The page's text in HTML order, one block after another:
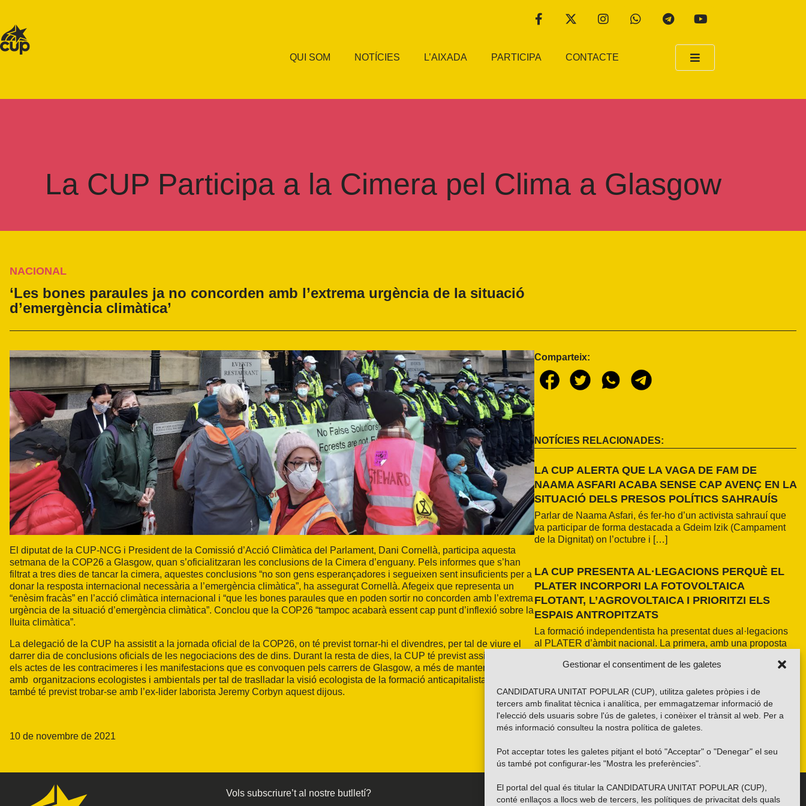
Gestionar el consentiment de les galetes
CANDIDATURA UNITAT POPULAR (CUP), utilitza galetes pròpies i de
tercers amb finalitat tècnica i analítica, per emmagatzemar informació de
l'elecció dels usuaris sobre l'ús de galetes, i conèixer el trànsit al web. Per a
més informació consulteu la nostra política de galetes
Pot acceptar totes les galetes pitjant el botó "Acceptar" o "Denegar" el seu
ús també pot configurar-les "Mostra les preferències".
El portal del qual és titular la CANDIDATURA UNITAT POPULAR (CUP),
conté enllaços a llocs web de tercers, les polítiques de privacitat dels quals
QUI SOM NOTÍCIES L’AIXADA PARTICIPA CONTACTE
La CUP Participa a la Cimera pel Clima a Glasgow
NACIONAL
‘Les bones paraules ja no concorden amb l’extrema urgència de la situació
d’emergència climàtica’
El diputat de la CUP-NCG i President de la Comissió d’Acció Climàtica del Parlament, Dani Cornellà, participa aquesta
setmana de la COP26 a Glasgow, quan s’oficialitzaran les conclusions de la Cimera d’enguany. Pels informes que s’han
filtrat a tres dies de tancar la cimera, aquestes conclusions “no son gens esperançadores i segueixen sent insuficients per a
donar la resposta internacional necessària a l’emergència climàtica”, ha assegurat Cornellà. Afegeix que representa un
“enèsim fracàs” en l’acció climàtica internacional i “que les bones paraules que en poden sortir no concorden amb l’extrema
urgència de la situació d’emergència climàtica”. Conclou que la COP26 “tampoc acabarà essent cap punt d’inflexió sobre la
lluita climàtica”.
La delegació de la CUP ha assistit a la jornada oficial de la COP26, on té previst tornar-hi el divendres, per tal de viure el
darrer dia de conclusions oficials de les negociacions des de dins. Durant la resta de dies, la CUP té previst assistir a tots
els actes de les contracimeres i les manifestacions que es convoquen pels carrers de Glasgow, a més de mantenir reunions
amb organitzacions ecologistes i ambientals per tal de traslladar la visió ecologista de la formació anticapitalista. Cornellà
també té previst trobar-se amb l’ex-lider laborista Jeremy Corbyn aquest dijous.
10 de novembre de 2021
Comparteix:
NOTÍCIES RELACIONADES:
LA CUP ALERTA QUE LA VAGA DE FAM DE
NAAMA ASFARI ACABA SENSE CAP AVENÇ EN LA
SITUACIÓ DELS PRESOS POLÍTICS SAHRAUÍS
Parlar de Naama Asfari, és fer-ho d’un activista sahrauí que
va participar de forma destacada a Gdeim Izik (Campament
de la Dignitat) on l’octubre i […]
LA CUP PRESENTA AL·LEGACIONS PERQUÈ EL
PLATER INCORPORI LA FOTOVOLTAICA
FLOTANT, L’AGROVOLTAICA I PRIORITZI ELS
ESPAIS ANTROPITZATS
La formació independentista ha presentat dues al·legacions
al PLATER d’àmbit nacional. La primera, amb una proposta
de Girona i amb la voluntat d’estendre’n els criteris a tot el
Energètica Justa, de caràcter més global.
Vols subscriure’t al nostre butlletí? Troba’ns a les xarxes socials